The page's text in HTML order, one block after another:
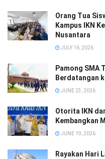
Orang Tua
Kampus IKN
Nusantara
JULY 16, 2026
Pamong SMA
Berdatangan
JUNE 23, 2026
Otorita IKN
Kembangkan
JUNE 19, 2026
Rayakan Hari